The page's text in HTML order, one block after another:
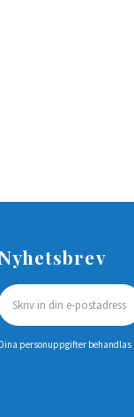
Dina personuppgifter